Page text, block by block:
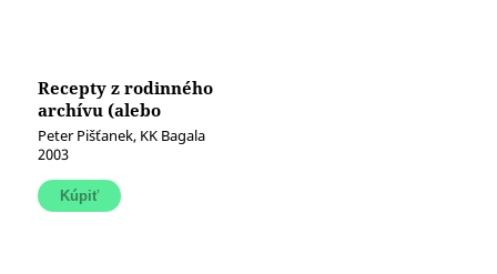
Recepty z rodinného
archívu (alebo
všetko čo viem ma
naučil môj dedo)
Peter Pišťanek, KK Bagala
2003